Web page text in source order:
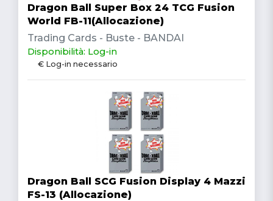
Dragon Ball Super Box 24 TCG Fusion
World FB-11(Allocazione)
Trading Cards - Buste - BANDAI
Disponibilità: Log-in
€ Log-in necessario
Dragon Ball SCG Fusion Display 4 Mazzi
FS-13 (Allocazione)